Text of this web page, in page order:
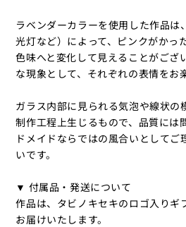
ラベンダーカラーを使用した作品は
光灯など）によって、ピンクがかっ
色味へと変化して見えることがござ
な現象として、それぞれの表情をお
ガラス内部に見られる気泡や線状の
制作工程上生じるもので、品質には
ドメイドならではの風合いとして
いです。
▼ 付属品・発送について
作品は、タビノキセキのロゴ入りギ
お届けいたします。